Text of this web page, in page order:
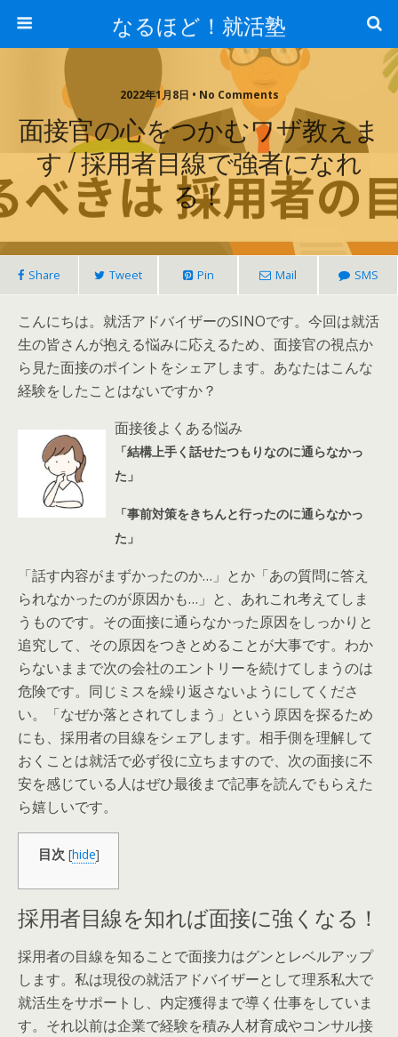
なるほど！就活塾
2022年1月8日 • No Comments
面接官の心をつかむワザ教えま
す / 採用者目線で強者になれ
る！
Share Tweet Pin Mail SMS
こんにちは。就活アドバイザーのSINOです。今回は就活
生の皆さんが抱える悩みに応えるため、面接官の視点か
ら見た面接のポイントをシェアします。あなたはこんな
経験をしたことはないですか？
面接後よくある悩み
「結構上手く話せたつもりなのに通らなかっ
た」
「事前対策をきちんと行ったのに通らなかっ
た」
「話す内容がまずかったのか…」とか「あの質問に答え
られなかったのが原因かも…」と、あれこれ考えてしま
うものです。その面接に通らなかった原因をしっかりと
追究して、その原因をつきとめることが大事です。わか
らないままで次の会社のエントリーを続けてしまうのは
危険です。同じミスを繰り返さないようにしてくださ
い。「なぜか落とされてしまう」という原因を探るため
にも、採用者の目線をシェアします。相手側を理解して
おくことは就活で必ず役に立ちますので、次の面接に不
安を感じている人はぜひ最後まで記事を読んでもらえた
ら嬉しいです。
目次 [hide]
採用者目線を知れば面接に強くなる！
採用者の目線を知ることで面接力はグンとレベルアップ
します。私は現役の就活アドバイザーとして理系私大で
就活生をサポートし、内定獲得まで導く仕事をしていま
す。それ以前は企業で経験を積み人材育成やコンサル接